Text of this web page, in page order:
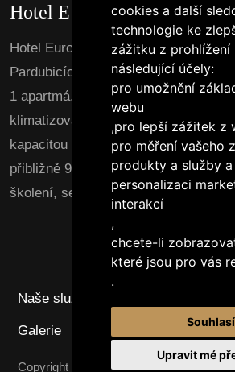
cookies a další
technologie ke
zážitku z prohlížení
následující účely:
pro umožnění
webu
,pro lepší zážitek z
pro měření vašeho
produkty a služby
personalizaci
interakcí
,
chcete-li
které jsou pro vás
.
Upravit mé
Hotel EURO Pardubice
Hotel Euro Vám nabízí prvotřídní
Pardubicích se službami v 63
1 apartmá. Všechny pokoje jsou
klimatizované. Součástí hotelu je
kapacitou 60 míst a prostorný
přibližně 90 osob, ideální pro
školení, semináře, nebo
Naše služby
Galerie Kontakt
Copyright 2025 Hotel EURO